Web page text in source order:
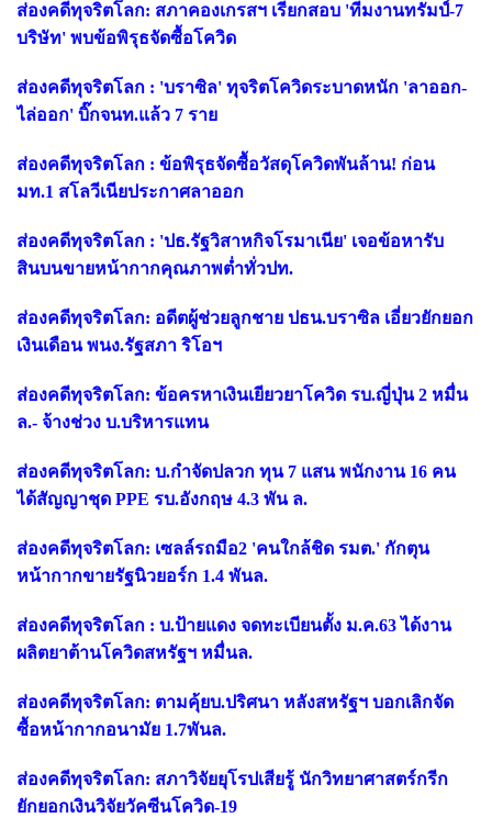
ส่องคดีทุจริตโลก: สภาคองเกรสฯ เรียกสอบ 'ทีมงานทรัมป์-7
บริษัท' พบข้อพิรุธจัดซื้อโควิด
ส่องคดีทุจริตโลก : 'บราซิล' ทุจริตโควิดระบาดหนัก 'ลาออก-
ไล่ออก' บิ๊กจนท.แล้ว 7 ราย
ส่องคดีทุจริตโลก : ข้อพิรุธจัดซื้อวัสดุโควิดพันล้าน! ก่อน
มท.1 สโลวีเนียประกาศลาออก
ส่องคดีทุจริตโลก : 'ปธ.รัฐวิสาหกิจโรมาเนีย' เจอข้อหารับ
สินบนขายหน้ากากคุณภาพต่ำทั่วปท.
ส่องคดีทุจริตโลก: อดีตผู้ช่วยลูกชาย ปธน.บราซิล เอี่ยวยักยอก
เงินเดือน พนง.รัฐสภา ริโอฯ
ส่องคดีทุจริตโลก: ข้อครหาเงินเยียวยาโควิด รบ.ญี่ปุ่น 2 หมื่น
ล.- จ้างช่วง บ.บริหารแทน
ส่องคดีทุจริตโลก: บ.กำจัดปลวก ทุน 7 แสน พนักงาน 16 คน
ได้สัญญาชุด PPE รบ.อังกฤษ 4.3 พัน ล.
ส่องคดีทุจริตโลก: เซลล์รถมือ2 'คนใกล้ชิด รมต.' กักตุน
หน้ากากขายรัฐนิวยอร์ก 1.4 พันล.
ส่องคดีทุจริตโลก : บ.ป้ายแดง จดทะเบียนตั้ง ม.ค.63 ได้งาน
ผลิตยาต้านโควิดสหรัฐฯ หมื่นล.
ส่องคดีทุจริตโลก: ตามคุ้ยบ.ปริศนา หลังสหรัฐฯ บอกเลิกจัด
ซื้อหน้ากากอนามัย 1.7พันล.
ส่องคดีทุจริตโลก: สภาวิจัยยุโรปเสียรู้ นักวิทยาศาสตร์กรีก
ยักยอกเงินวิจัยวัคซีนโควิด-19